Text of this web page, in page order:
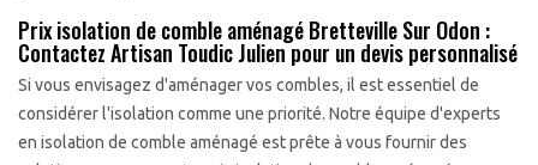
Prix isolation de comble aménagé Bretteville Sur Odon :
Contactez Artisan Toudic Julien pour un devis personnalisé
Si vous envisagez d'aménager vos combles, il est essentiel de
considérer l'isolation comme une priorité. Notre équipe d'experts
en isolation de comble aménagé est prête à vous fournir des